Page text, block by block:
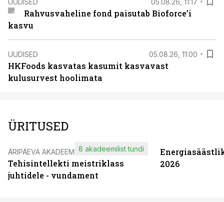
Rahvusvaheline fond paisutab Bioforce’i
kasvu
UUDISED 05.08.26, 11:00
HKFoods kasvatas kasumit kasvavast
kulusurvest hoolimata
ÜRITUSED
ÄRIPÄEVA AKADEEMIA
Tehisintellekti meistriklass
juhtidele - vundament
8 akadeemilist tundi
2026